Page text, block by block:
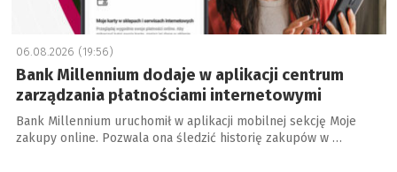
06.08.2026 (19:56)
Bank Millennium dodaje w aplikacji centrum
zarządzania płatnościami internetowymi
Bank Millennium uruchomił w aplikacji mobilnej sekcję Moje
zakupy online. Pozwala ona śledzić historię zakupów w …